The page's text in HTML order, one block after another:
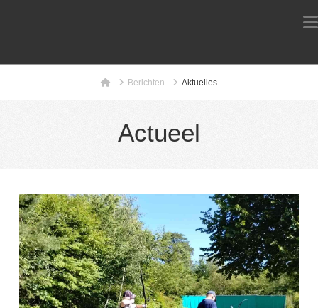
HomeBerichten Aktuelles
Actueel